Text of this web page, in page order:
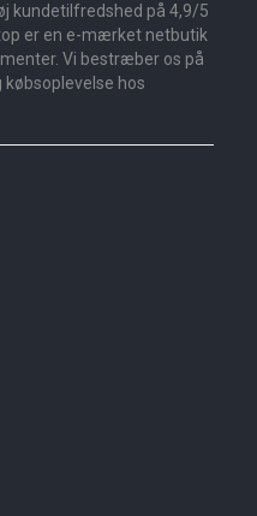
kundetilfredshed på 4,9/5
er en e-mærket netbutik
Vi bestræber os på
hos